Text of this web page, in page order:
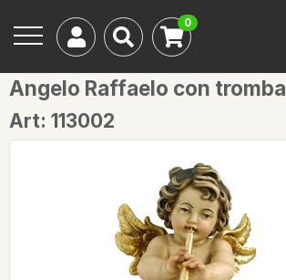
0
Angelo Raffaelo con tromba
Art: 113002